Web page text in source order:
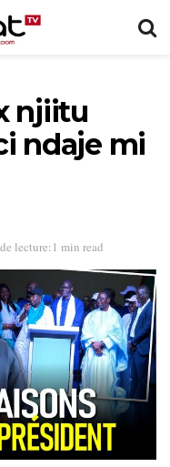
njiitu
ndaje mi
lecture:1 min read